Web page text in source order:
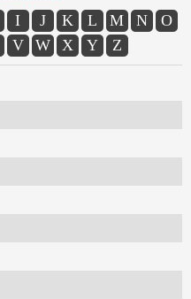
I J K L M N
O
V W X Y Z